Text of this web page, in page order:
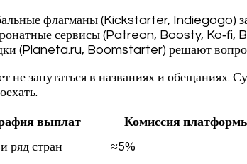
флагманы (Kickstarter, Indiegogo)
сервисы (Patreon, Boosty,
(Planeta.ru, Boomstarter) решают
не запутаться в названиях и обещаниях.
выплат Комиссия
стран ≈5%